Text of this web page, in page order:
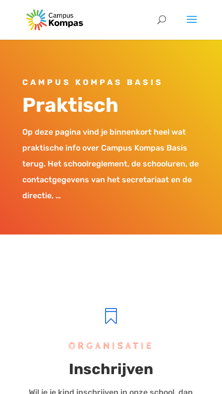
CAMPUS KOMPAS BASIS
Praktisch
Op deze pagina vind je binnenkort heel wat
praktische info over Campus Kompas Basis
terug. Het schoolreglement, de schooluren, de
contactgegevens van het secretariaat en de
directie, …

ORGANISATIE
Inschrijven